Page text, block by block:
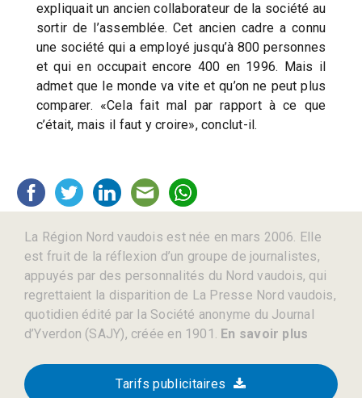
expliquait un ancien collaborateur de la société au
sortir de l’assemblée. Cet ancien cadre a connu
une société qui a employé jusqu’à 800 personnes
et qui en occupait encore 400 en 1996. Mais il
admet que le monde va vite et qu’on ne peut plus
comparer. «Cela fait mal par rapport à ce que
c’était, mais il faut y croire», conclut-il.
La Région Nord vaudois est née en mars 2006. Elle
est fruit de la réflexion d’un groupe de journalistes,
appuyés par des personnalités du Nord vaudois, qui
regrettaient la disparition de La Presse Nord vaudois,
quotidien édité par la Société anonyme du Journal
d’Yverdon (SAJY), créée en 1901. En savoir plus
Tarifs publicitaires